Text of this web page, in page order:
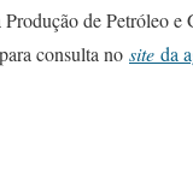
de Petróleo e
consulta no site da